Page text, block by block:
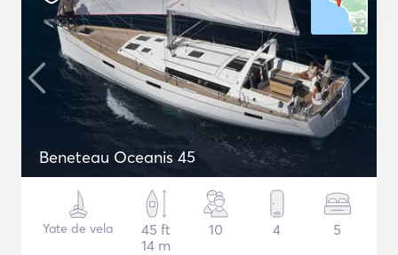
Beneteau Oceanis 45
Yate de vela
45 ft
14 m
10 4 5